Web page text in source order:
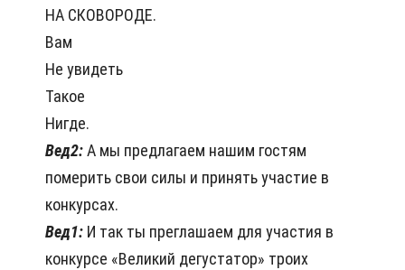
НА СКОВОРОДЕ.
Вам
Не увидеть
Такое
Нигде.
Вед2:А мы предлагаем нашим гостям
померить свои силы и принять участие в
конкурсах.
Вед1: И так ты преглашаем для участия в
конкурсе «Великий дегустатор» троих